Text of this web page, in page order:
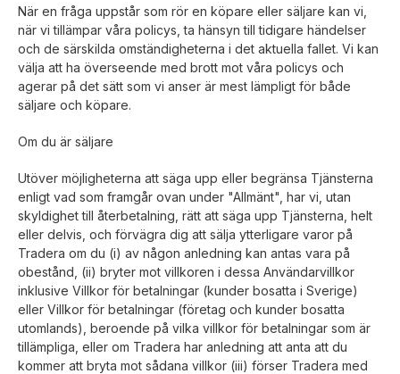
När en fråga uppstår som rör en köpare eller säljare kan vi,
när vi tillämpar våra policys, ta hänsyn till tidigare händelser
och de särskilda omständigheterna i det aktuella fallet. Vi kan
välja att ha överseende med brott mot våra policys och
agerar på det sätt som vi anser är mest lämpligt för både
säljare och köpare.
Om du är säljare
Utöver möjligheterna att säga upp eller begränsa Tjänsterna
enligt vad som framgår ovan under "Allmänt", har vi, utan
skyldighet till återbetalning, rätt att säga upp Tjänsterna, helt
eller delvis, och förvägra dig att sälja ytterligare varor på
Tradera om du (i) av någon anledning kan antas vara på
obestånd, (ii) bryter mot villkoren i dessa Användarvillkor
inklusive Villkor för betalningar (kunder bosatta i Sverige)
eller Villkor för betalningar (företag och kunder bosatta
utomlands), beroende på vilka villkor för betalningar som är
tillämpliga, eller om Tradera har anledning att anta att du
kommer att bryta mot sådana villkor (iii) förser Tradera med